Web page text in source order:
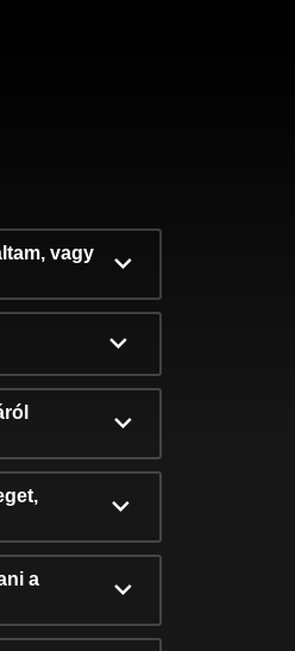
vagy
a